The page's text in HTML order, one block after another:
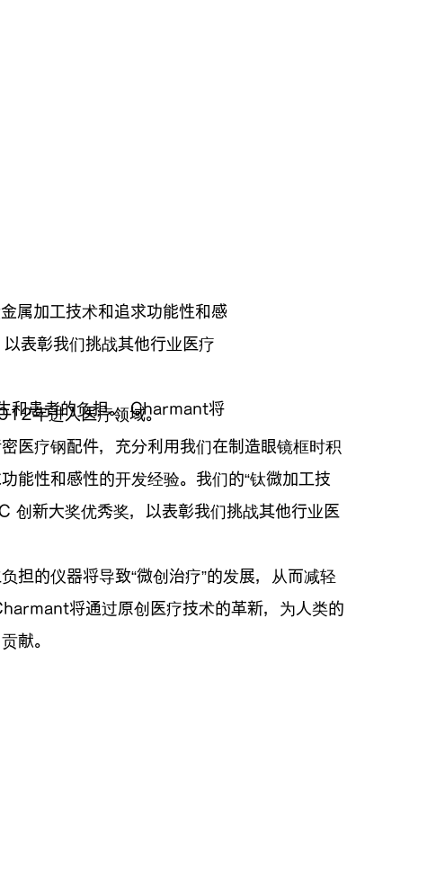
年进入医疗领域。
医疗钢配件，充分利用我们在制造眼镜框时积
能性和感性的开发经验。我们的“钛微加工技
创新大奖优秀奖，以表彰我们挑战其他行业医
担的仪器将导致“微创治疗”的发展，从而减轻
将通过原创医疗技术的革新，为人类的
献。
属加工技术和追求功能性和感
表彰我们挑战其他行业医疗
和患者的负担。 Charmant将